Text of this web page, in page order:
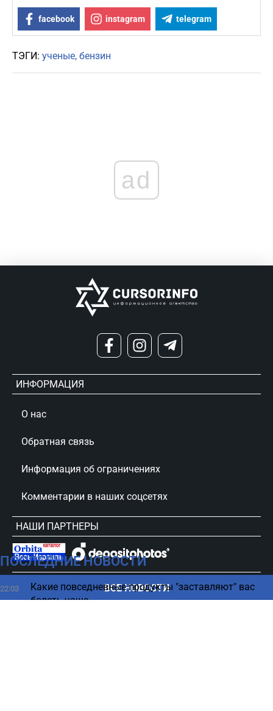
facebook instagram telegram
ТЭГИ: ученые бензин
ПОСЛЕДНИЕ НОВОСТИ
22:03
Какие повседневные продукты "заставляют" вас
болеть чаще
ВСЕ НОВОСТИ
ad
ИНФОРМАЦИЯ
О нас
Обратная связь
Информация об ограничениях
Комментарии в наших соцсетях
НАШИ ПАРТНЕРЫ
сursorinfo.co.il © Все права защищены